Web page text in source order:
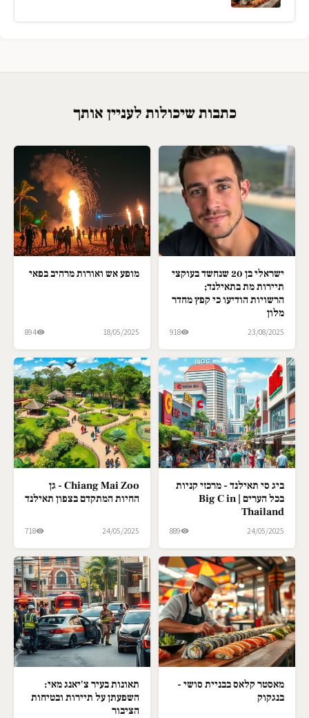
כתבות שיכולות לעניין אותך
ישראלי בן 20 שנחשד בעוקצי
תיירות מת בתאילנד;
הרשויות הודיעו כי קפץ מחדר
מלון
23/08/2025
918
מופע אש ואורות מרהיב בפאי
18/05/2025
894
ביג סי תאילנד - מרכזי קניות
בכל הערים | Big C in
Thailand
24/05/2025
889
Chiang Mai Zoo - גן
החיות המתקדם בצפון תאילנד
24/05/2025
718
מאסטר קלאס בבניית סושי -
בנגקוק
תאונות בעיר צ'יאנג מאי:
השפעתן על תיירות ובטיחות
הציבור